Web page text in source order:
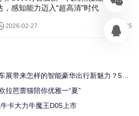
，感知能力迈入“超高清”时代
2026-02-27 1345
展带来怎样的智能豪华出行新魅力？5月
拉芭蕾猫陪你优雅一“夏”
卡大力牛魔王D05上市